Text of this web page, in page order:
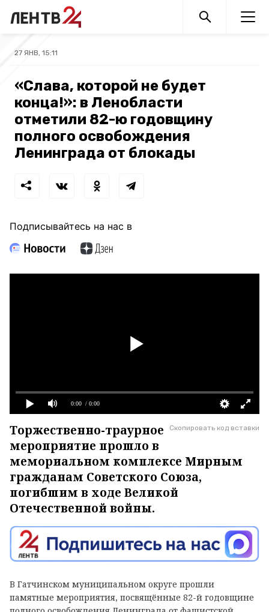
27 ЯНВ, 15:11
«Слава, которой не будет
конца!»: в Ленобласти
отметили 82-ю годовщину
полного освобождения
Ленинграда от блокады
Подписывайтесь на нас в
0:00 / 0:00
Скопировать код вставки
Торжественно-траурное
мероприятие прошло в
мемориальном комплексе Мирным
гражданам Советского Союза,
погибшим в ходе Великой
Отечественной войны.
В Гатчинском муниципальном округе прошли
памятные мероприятия, посвящённые 82-й годовщине